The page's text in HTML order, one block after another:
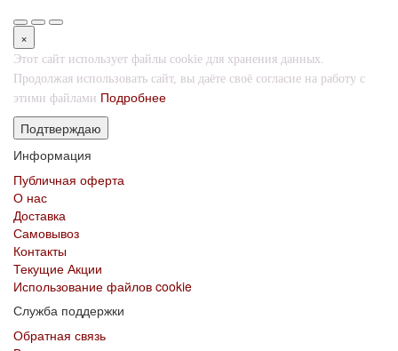
×
Этот сайт использует файлы cookie для хранения данных.
Продолжая использовать сайт, вы даёте своё согласие на работу с
этими файлами Подробнее
Подтверждаю
Информация
Публичная оферта
О нас
Доставка
Самовывоз
Контакты
Текущие Акции
Использование файлов cookie
Служба поддержки
Обратная связь